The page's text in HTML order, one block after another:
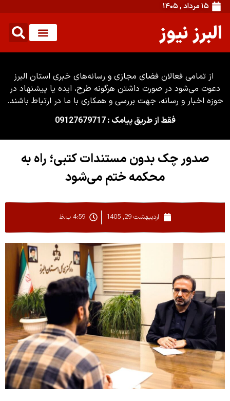
۱۵ مرداد , ۱۴۰۵
البرز نیوز
از تمامی فعالان فضای مجازی و رسانه‌های خبری استان البرز
دعوت می‌شود در صورت داشتن هرگونه طرح، ایده یا پیشنهاد در
حوزه اخبار و رسانه، جهت بررسی و همکاری با ما در ارتباط باشند.
فقط از طریق پیامک : 09127679717
صدور چک بدون مستندات کتبی؛ راه به
محکمه ختم می‌شود
اردیبهشت 29, 1405 4:59 ب.ظ